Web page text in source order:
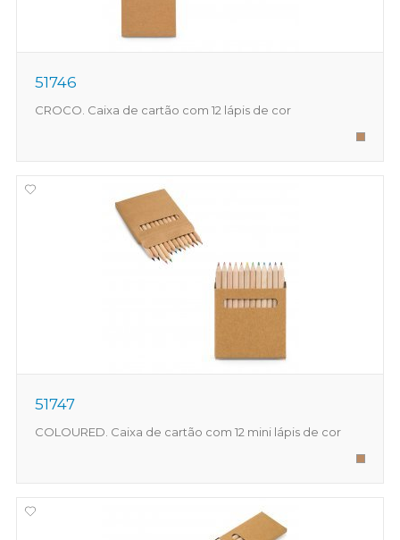
51746
CROCO. Caixa de cartão com 12 lápis de cor
51747
COLOURED. Caixa de cartão com 12 mini lápis de cor